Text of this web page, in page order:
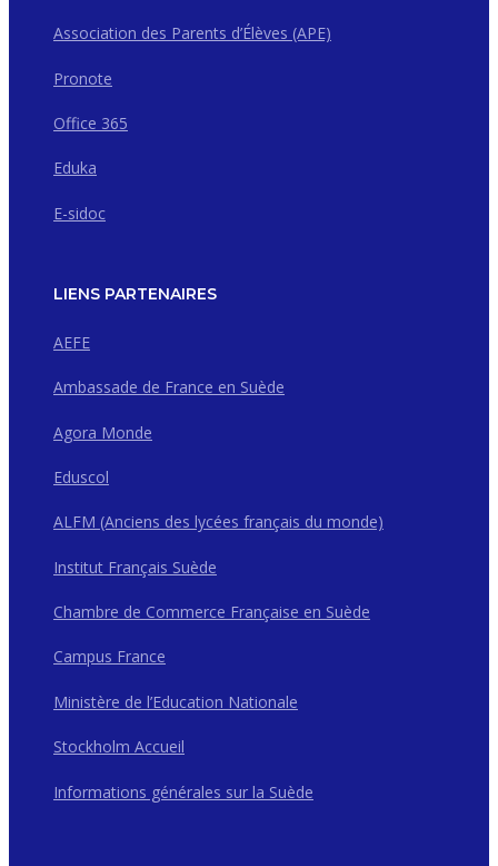
Association des Parents d’Élèves (APE)
Pronote
Office 365
Eduka
E-sidoc
LIENS PARTENAIRES
AEFE
Ambassade de France en Suède
Agora Monde
Eduscol
ALFM (Anciens des lycées français du monde)
Institut Français Suède
Chambre de Commerce Française en Suède
Campus France
Ministère de l’Education Nationale
Stockholm Accueil
Informations générales sur la Suède